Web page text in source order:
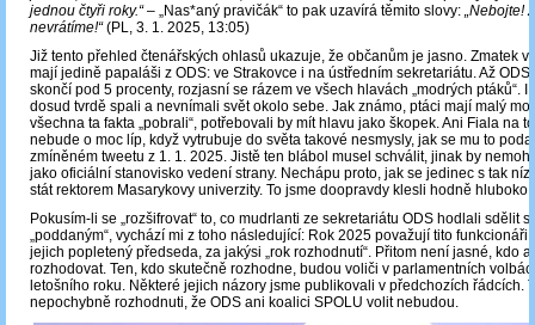
jednou čtyři roky.“‒ „Nas*aný pravičák“ to pak uzavírá těmito slovy: „Nebojte!
nevrátíme!“(PL, 3. 1. 2025, 13:05)
Již tento přehled čtenářských ohlasů ukazuje, že občanům je jasno. Zmatek v
mají jedině papaláši z ODS: ve Strakovce i na ústředním sekretariátu. Až ODS
skončí pod 5 procenty, rozjasní se rázem ve všech hlavách „modrých ptáků“. I
dosud tvrdě spali a nevnímali svět okolo sebe. Jak známo, ptáci mají malý
všechna ta fakta „pobrali“, potřebovali by mít hlavu jako škopek. Ani Fiala na
nebude o moc líp, když vytrubuje do světa takové nesmysly, jak se mu to
zmíněném tweetu z 1. 1. 2025. Jistě ten blábol musel schválit, jinak by
jako oficiální stanovisko vedení strany. Nechápu proto, jak se jedinec s tak
stát rektorem Masarykovy univerzity. To jsme doopravdy klesli hodně hluboko!
Pokusím-li se „rozšifrovat“ to, co mudrlanti ze sekretariátu ODS hodlali sdělit
„poddaným“, vychází mi z toho následující: Rok 2025 považují tito
jejich popletený předseda, za jakýsi „rok rozhodnutí“. Přitom není jasné, kdo
rozhodovat. Ten, kdo skutečně rozhodne, budou voliči v parlamentních
letošního roku. Některé jejich názory jsme publikovali v předchozích řádcích.
nepochybně rozhodnuti, že ODS ani koalici SPOLU volit nebudou.